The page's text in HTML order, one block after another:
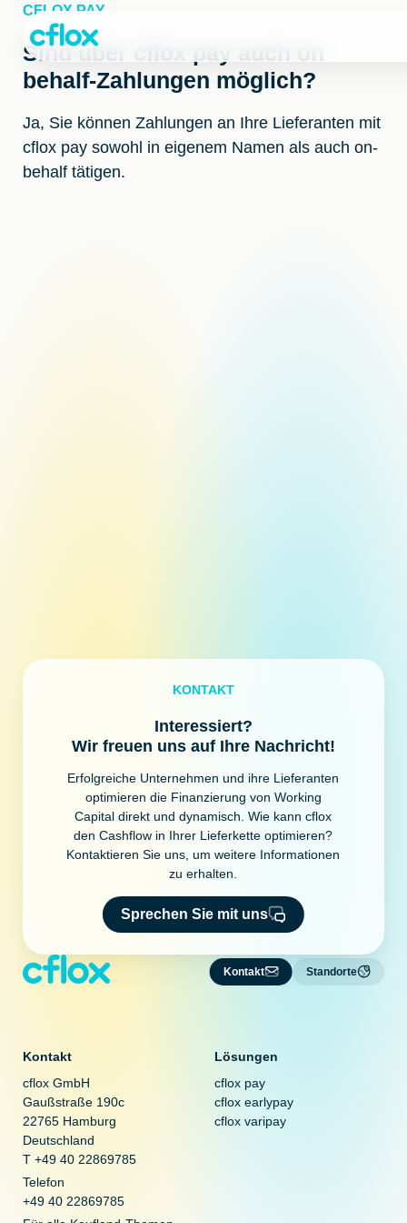
Weiter
Inhalt
CFLOX PAY
Sind über cflox pay auch on
behalf-Zahlungen möglich?
Ja, Sie können Zahlungen an Ihre Lieferanten mit
cflox pay sowohl in eigenem Namen als auch on-
behalf tätigen.
KONTAKT
Interessiert?
Wir freuen uns auf Ihre Nachricht!
Erfolgreiche Unternehmen und ihre Lieferanten
optimieren die Finanzierung von Working
Capital direkt und dynamisch. Wie kann cflox
den Cashflow in Ihrer Lieferkette optimieren?
Kontaktieren Sie uns, um weitere Informationen
zu erhalten.
Sprechen Sie mit uns
Kontakt Standorte
Kontakt
cflox GmbH
Gaußstraße 190c
22765 Hamburg
Deutschland
T +49 40 22869785
Telefon
+49 40 22869785
Lösungen
cflox pay
cflox earlypay
cflox varipay